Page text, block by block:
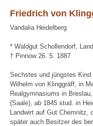
Friedrich von
Vandalia Heidelberg
* Waldgut Schollendorf,
† Pinnow 26. 5. 1887
Sechstes und jüngstes
Wilhelm von Klinggräff, in
Realgymnasiums in
(Saale), ab 1845 stud. in
Landwirt auf Gut Chemnitz,
später auch Besitzer des